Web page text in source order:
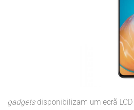
gadgets disponibilizam um ecrã